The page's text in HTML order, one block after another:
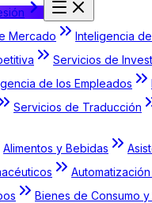
Mercado
Inteligencia
Servicios de
de los Empleados
Servicios de Traducción
Alimentos y Bebidas
Bienes de Consumo